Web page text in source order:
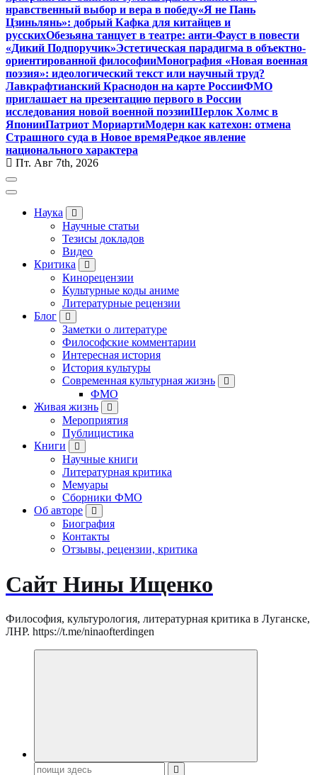
нравственный выбор и вера в победу«Я не Пань
Цзиньлянь»: добрый Кафка для китайцев и
русскихОбезьяна танцует в театре: анти-Фауст в повести
«Дикий Подпоручик»Эстетическая парадигма в объектно-
ориентированной философииМонография «Новая военная
поэзия»: идеологический текст или научный труд?
Лавкрафтианский Краснодон на карте РоссииФМО
приглашает на презентацию первого в России
исследования новой военной поэзииШерлок Холмс в
ЯпонииПатриот МориартиМодерн как катехон: отмена
Страшного суда в Новое времяРедкое явление
национального характера
Пт. Авг 7th, 2026
Наука
Научные статьи
Тезисы докладов
Видео
Критика
Кинорецензии
Культурные коды аниме
Литературные рецензии
Блог
Заметки о литературе
Философские комментарии
Интересная история
История культуры
Современная культурная жизнь
ФМО
Живая жизнь
Мероприятия
Публицистика
Книги
Научные книги
Литературная критика
Мемуары
Сборники ФМО
Об авторе
Биография
Контакты
Отзывы, рецензии, критика
Сайт Нины Ищенко
Философия, культурология, литературная критика в Луганске,
ЛНР. https://t.me/ninaofterdingen
Поиск: